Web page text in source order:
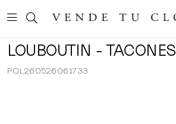
LOUBOUTIN - TACONES
POL260526061733